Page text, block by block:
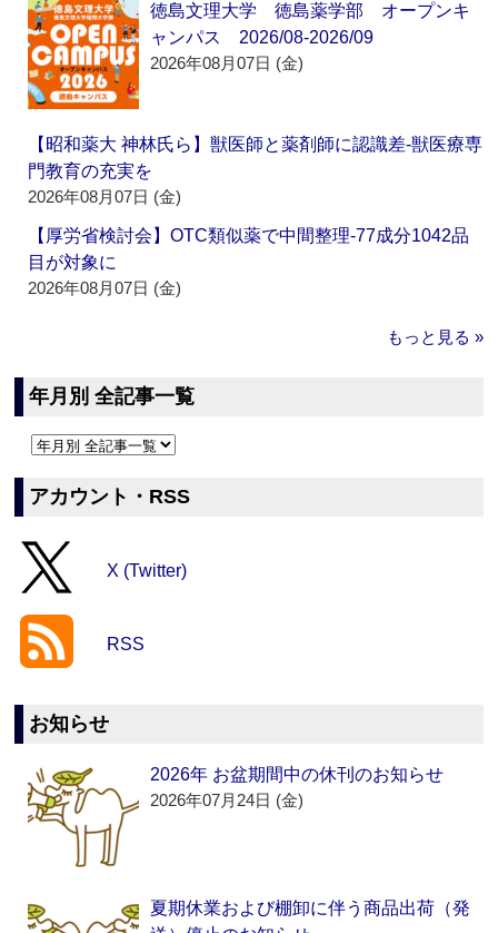
徳島文理大学 徳島薬学部 オープンキ
ャンパス 2026/08-2026/09
2026年08月07日 (金)
【昭和薬大 神林氏ら】獣医師と薬剤師に認識差‐獣医療専
門教育の充実を
2026年08月07日 (金)
【厚労省検討会】OTC類似薬で中間整理‐77成分1042品
目が対象に
2026年08月07日 (金)
もっと見る »
年月別 全記事一覧
アカウント・RSS
X (Twitter)
RSS
お知らせ
2026年 お盆期間中の休刊のお知らせ
2026年07月24日 (金)
夏期休業および棚卸に伴う商品出荷（発